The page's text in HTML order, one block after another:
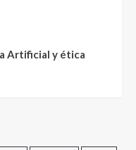
Artificial y ética